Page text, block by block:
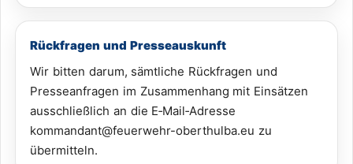
Rückfragen und Presseauskunft
Wir bitten darum, sämtliche Rückfragen und
Presseanfragen im Zusammenhang mit Einsätzen
ausschließlich an die E‑Mail‑Adresse
kommandant@feuerwehr-oberthulba.eu zu
übermitteln.